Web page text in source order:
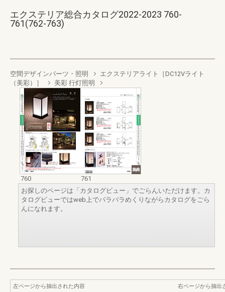
エクステリア総合カタログ2022-2023 760-
761(762-763)
空間デザインパーツ・照明
エクステリアライト［DC12Vライト
（美彩）］
美彩 行灯照明
760
761
お探しのページは「カタログビュー」でごらんいただけます。カ
タログビューではweb上でパラパラめくりながらカタログをごら
んになれます。
左ページから抽出された内容
右ページから抽出